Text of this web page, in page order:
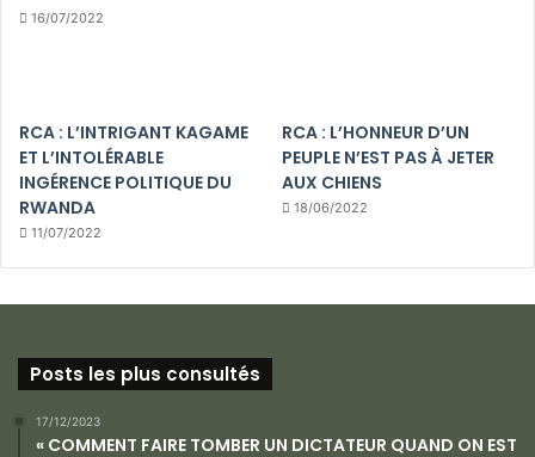
16/07/2022
RCA : L’INTRIGANT KAGAME
ET L’INTOLÉRABLE
INGÉRENCE POLITIQUE DU
RWANDA
11/07/2022
RCA : L’HONNEUR D’UN
PEUPLE N’EST PAS À JETER
AUX CHIENS
18/06/2022
Posts les plus consultés
17/12/2023
« COMMENT FAIRE TOMBER UN DICTATEUR QUAND ON EST